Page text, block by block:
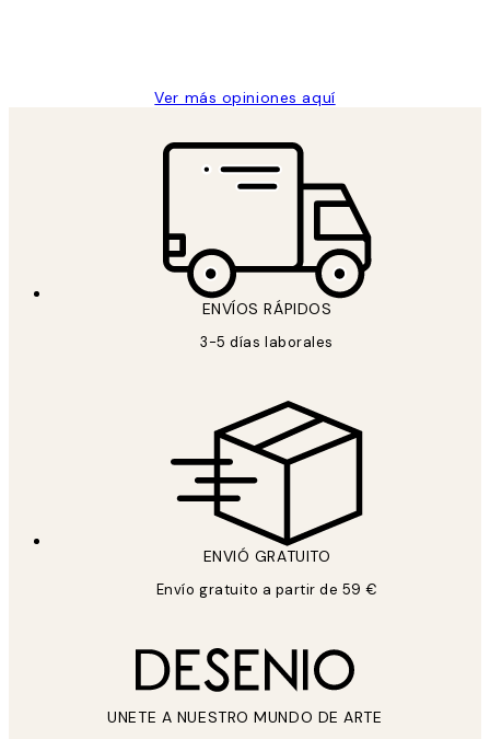
Ver más opiniones aquí
ENVÍOS RÁPIDOS
3-5 días laborales
ENVIÓ GRATUITO
Envío gratuito a partir de 59 €
UNETE A NUESTRO MUNDO DE ARTE